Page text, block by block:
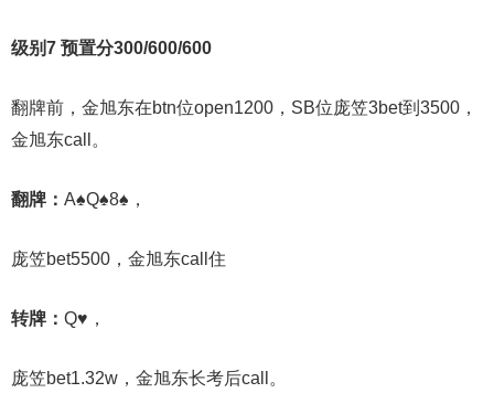
级别7 预置分300/600/600
翻牌前，金旭东在btn位open1200，SB位庞笠3bet到3500，
金旭东call。
翻牌： A♠Q♠8♠，
庞笠bet5500，金旭东call住
转牌： Q♥，
庞笠bet1.32w，金旭东长考后call。